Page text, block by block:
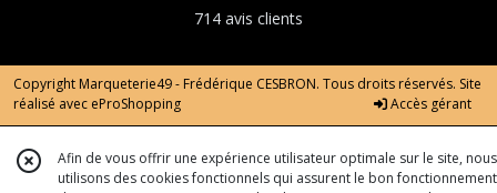
714 avis clients
Copyright Marqueterie49 - Frédérique CESBRON. Tous droits réservés. Site
réalisé avec eProShopping Accès gérant
Afin de vous offrir une expérience utilisateur optimale sur le site, nous
utilisons des cookies fonctionnels qui assurent le bon fonctionnement